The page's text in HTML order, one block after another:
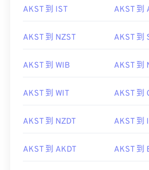
AKST 到 IST AKST 到
AKST 到 NZST AKST 到
AKST 到 WIB AKST 到
AKST 到 WIT AKST 到
AKST 到 NZDT AKST 到
AKST 到 AKDT AKST 到